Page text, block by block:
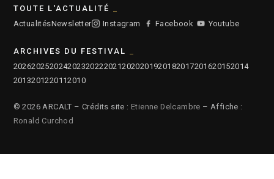
TOUTE L'ACTUALITÉ
ActualitésNewsletter Instagram Facebook Youtube
ARCHIVES DU FESTIVAL
2026202520242023202220212020201920182017201620152014
2013201220112010
© 2026 ARCALT – Crédits site : Etienne Delcambre – Affiche :
Ronald Curchod